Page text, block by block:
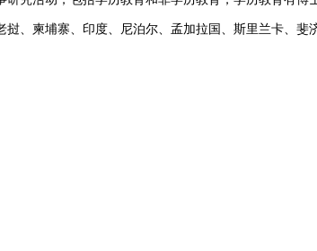
、柬埔寨、印度、尼泊尔、孟加拉国、斯里兰卡、